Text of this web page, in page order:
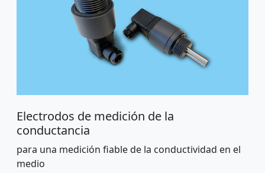
Electrodos de medición de la
conductancia
para una medición fiable de la conductividad en el
medio